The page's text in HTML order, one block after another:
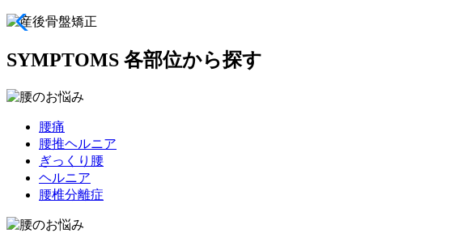
SYMPTOMS 各部位から探す
腰痛
腰推ヘルニア
ぎっくり腰
ヘルニア
腰椎分離症